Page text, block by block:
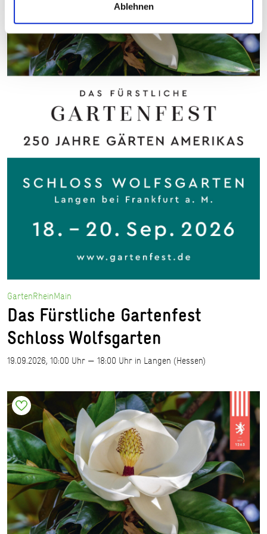
Ablehnen
GartenRheinMain
Das Fürstliche Gartenfest
Schloss Wolfsgarten
19.09.2026, 10:00 Uhr — 18:00 Uhr in Langen (Hessen)